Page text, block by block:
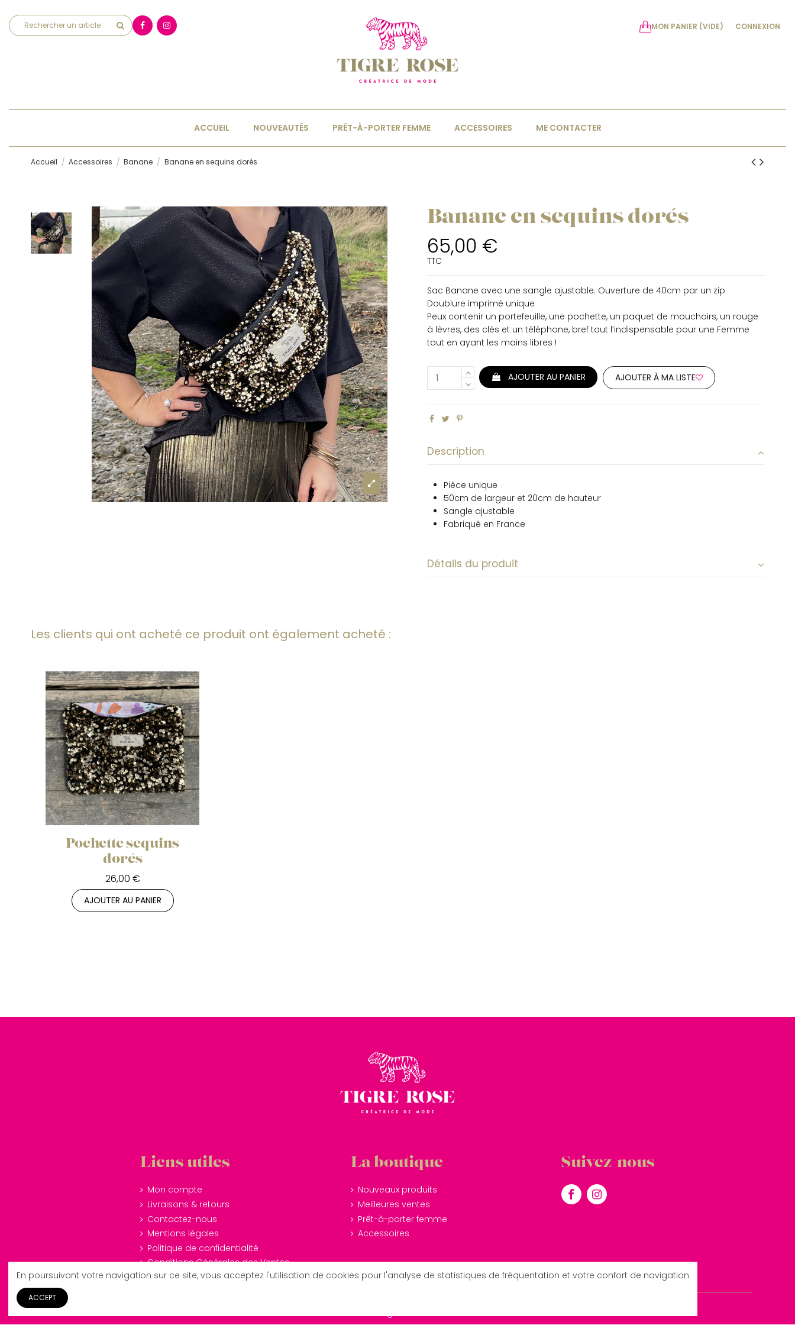
MON PANIER (VIDE) CONNEXION
ACCUEIL NOUVEAUTÉS PRÊT-À-PORTER FEMME ACCESSOIRES ME CONTACTER
Accueil Accessoires Banane Banane en sequins dorés
Banane en sequins dorés
65,00 €
TTC
Sac Banane avec une sangle ajustable. Ouverture de 40cm par un zip
Doublure imprimé unique
Peux contenir un portefeuille, une pochette, un paquet de mouchoirs, un rouge
à lèvres, des clés et un téléphone, bref tout l’indispensable pour une Femme
tout en ayant les mains libres !
AJOUTER AU PANIER AJOUTER À MA LISTE
Description
Pièce unique
50cm de largeur et 20cm de hauteur
Sangle ajustable
Fabriqué en France
Détails du produit
Les clients qui ont acheté ce produit ont également acheté :
Pochette sequins
dorés
26,00 €
AJOUTER AU PANIER
Liens utiles
Mon compte
Livraisons & retours
Contactez-nous
Mentions légales
Politique de confidentialité
Conditions Générales des Ventes
La boutique
Nouveaux produits
Meilleures ventes
Prêt-à-porter femme
Accessoires
Suivez-nous
En poursuivant votre navigation sur ce site, vous acceptez l'utilisation de cookies pour l'analyse de statistiques de fréquentation et votre confort de navigation
ACCEPT